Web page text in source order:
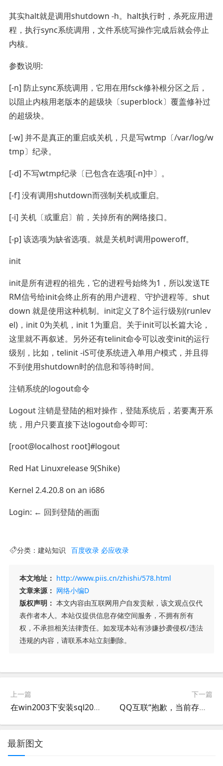
其实halt就是调用shutdown -h。halt执行时，杀死应用进
程，执行sync系统调用，文件系统写操作完成后就会停止
内核。
参数说明:
[-n] 防止sync系统调用，它用在用fsck修补根分区之后，
以阻止内核用老版本的超级块〔superblock〕覆盖修补过
的超级块。
[-w] 并不是真正的重启或关机，只是写wtmp〔/var/log/w
tmp〕纪录。
[-d] 不写wtmp纪录〔已包含在选项[-n]中〕。
[-f] 没有调用shutdown而强制关机或重启。
[-i] 关机〔或重启〕前，关掉所有的网络接口。
[-p] 该选项为缺省选项。就是关机时调用poweroff。
init
init是所有进程的祖先，它的进程号始终为1，所以发送TE
RM信号给init会终止所有的用户进程、守护进程等。shut
down 就是使用这种机制。init定义了8个运行级别(runlev
el)，init 0为关机，init 1为重启。关于init可以长篇大论，
这里就不再叙述。另外还有telinit命令可以改变init的运行
级别，比如，telinit -iS可使系统进入单用户模式，并且得
不到使用shutdown时的信息和等待时间。
注销系统的logout命令
Logout 注销是登陆的相对操作，登陆系统后，若要离开系
统，用户只要直接下达logout命令即可:
[root@localhost root]#logout
Red Hat Linuxrelease 9(Shike)
Kernel 2.4.20.8 on an i686
Login: ← 回到登陆的画面
分类： 建站知识 百度收录 必应收录
本文地址： http://www.piis.cn/zhishi/578.html
文章来源： 网络小编D
版权声明： 本文内容由互联网用户自发贡献，该文观点仅代
表作者本人。本站仅提供信息存储空间服务，不拥有所有
权，不承担相关法律责任。如发现本站有涉嫌抄袭侵权/违法
违规的内容，请联系本站立刻删除。
上一篇
在win2003下安装sql2008，windows2003企业版安装sql2008教程
下一篇
QQ互联“抱歉，当前存在网络问题或服务器繁忙，请您稍候再试。谢谢”解决方法
最新图文